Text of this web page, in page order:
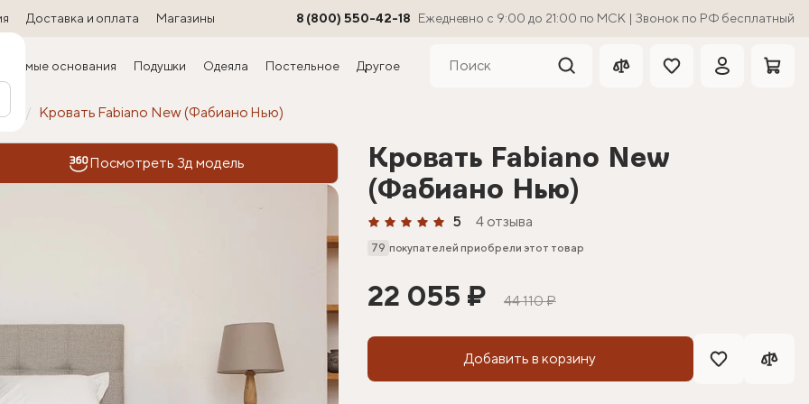
Доставка и оплата Магазины 8 (800) 550-42-18 Ежедневно с 9:00 до 21:00 по МСК | Звонок по РФ бесплатный
основания Подушки Одеяла Постельное Другое
Кровать Fabiano New (Фабиано Нью)
Посмотреть 3д модель
Кровать Fabiano New
(Фабиано Нью)
5 4 отзыва
79 покупателей приобрели этот товар
22 055 ₽ 44 110 ₽
Добавить в корзину